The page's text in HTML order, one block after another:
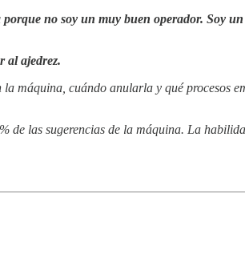
porque no soy un muy buen operador. Soy
al ajedrez.
cuándo anularla y qué procesos
de las sugerencias de la máquina. La